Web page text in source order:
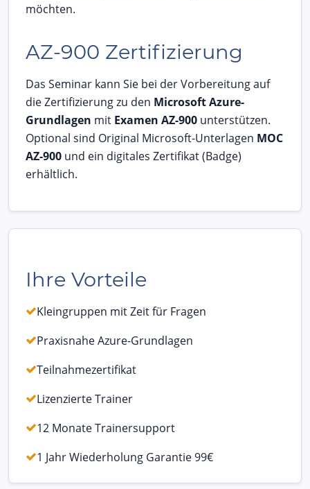
möchten.
AZ-900 Zertifizierung
Das Seminar kann Sie bei der Vorbereitung auf
die Zertifizierung zu den Microsoft Azure-
Grundlagen mit Examen AZ-900 unterstützen.
Optional sind Original Microsoft-Unterlagen MOC
AZ-900 und ein digitales Zertifikat (Badge)
erhältlich.
Ihre Vorteile
Kleingruppen mit Zeit für Fragen
Praxisnahe Azure-Grundlagen
Teilnahmezertifikat
Lizenzierte Trainer
12 Monate Trainersupport
1 Jahr Wiederholung Garantie 99€